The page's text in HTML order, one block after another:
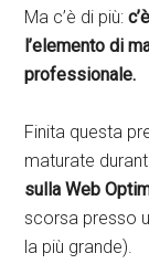
Ma c’è di più:
l’elemento di
professionale.
Finita questa
maturate
sulla Web
scorsa presso
la più grande).